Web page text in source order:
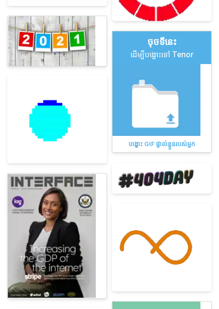
ចុច​ទីនេះ
ដើម្បីបង្ហោះទៅ Tenor
បង្ហោះ GIF ផ្ទាល់ខ្លួនរបស់អ្នក